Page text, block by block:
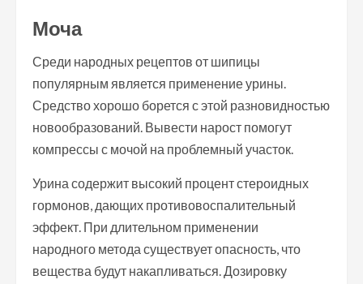
Моча
Среди народных рецептов от шипицы
популярным является применение урины.
Средство хорошо борется с этой разновидностью
новообразований. Вывести нарост помогут
компрессы с мочой на проблемный участок.
Урина содержит высокий процент стероидных
гормонов, дающих противовоспалительный
эффект. При длительном применении
народного метода существует опасность, что
вещества будут накапливаться. Дозировку